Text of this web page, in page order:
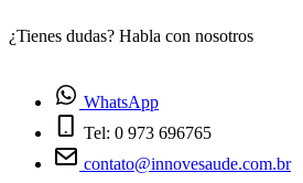
¿Tienes dudas? Habla con nosotros
WhatsApp
Tel: 0 973 696765
contato@innovesaude.com.br